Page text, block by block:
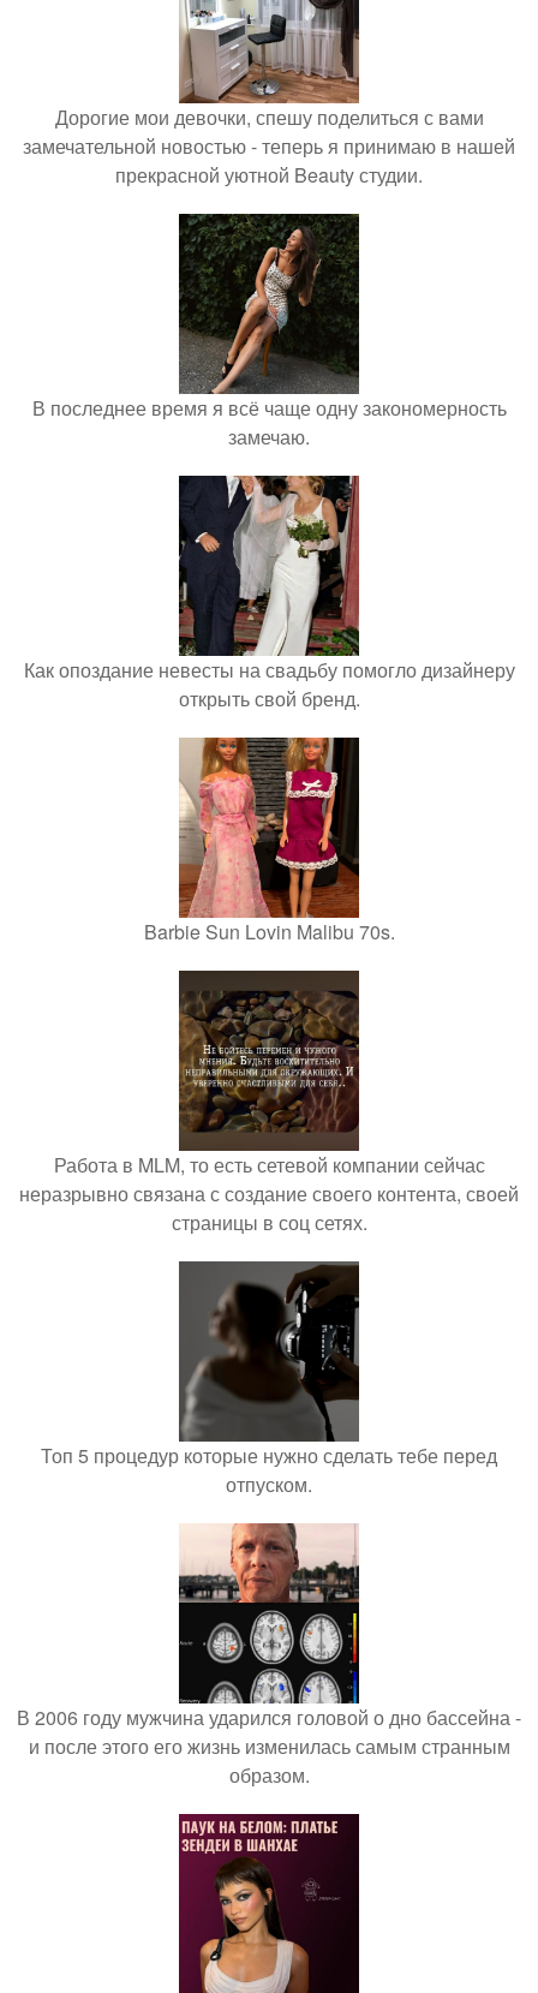
Дорогие мои девочки, спешу поделиться с вами
замечательной новостью - теперь я принимаю в нашей
прекрасной уютной Beauty студии.
В последнее время я всё чаще одну закономерность
замечаю.
Как опоздание невесты на свадьбу помогло дизайнеру
открыть свой бренд.
Barbie Sun Lovin Malibu 70s.
Работа в MLM, то есть сетевой компании сейчас
неразрывно связана с создание своего контента, своей
страницы в соц сетях.
Топ 5 процедур которые нужно сделать тебе перед
отпуском.
В 2006 году мужчина ударился головой о дно бассейна -
и после этого его жизнь изменилась самым странным
образом.